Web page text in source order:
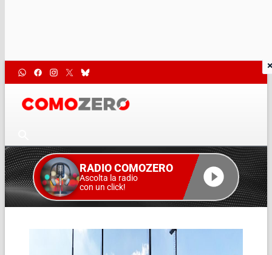
RADIO COMOZERO
Ascolta la radio
con un click!